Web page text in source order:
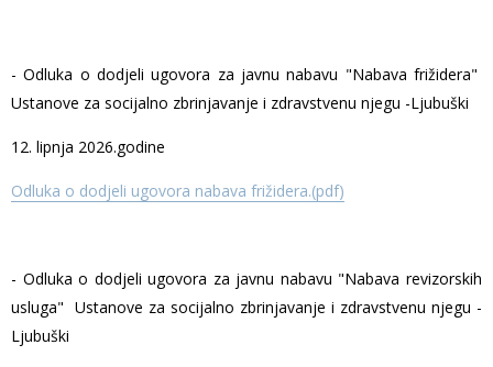
- Odluka o dodjeli ugovora za javnu nabavu "Nabava frižidera"
Ustanove za socijalno zbrinjavanje i zdravstvenu njegu -Ljubuški
12. lipnja 2026.godine
Odluka o dodjeli ugovora nabava frižidera.(pdf)
- Odluka o dodjeli ugovora za javnu nabavu "Nabava revizorskih
usluga" Ustanove za socijalno zbrinjavanje i zdravstvenu njegu -
Ljubuški